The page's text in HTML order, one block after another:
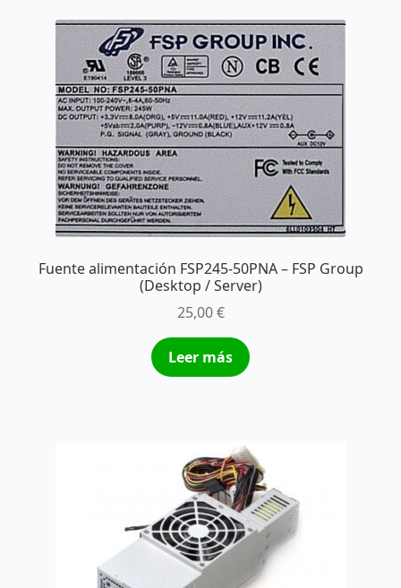
Fuente alimentación FSP245-50PNA – FSP Group
(Desktop / Server)
25,00€
Leer más